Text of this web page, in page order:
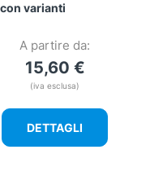
con varianti
A partire da:
15,60 €
(iva esclusa)
DETTAGLI